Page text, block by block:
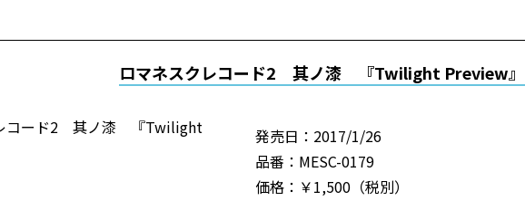
ロマネスクレコード2 其ノ漆 『Twilight Preview』
発売日：2017/1/26
品番：MESC-0179
価格：￥1,500（税別）